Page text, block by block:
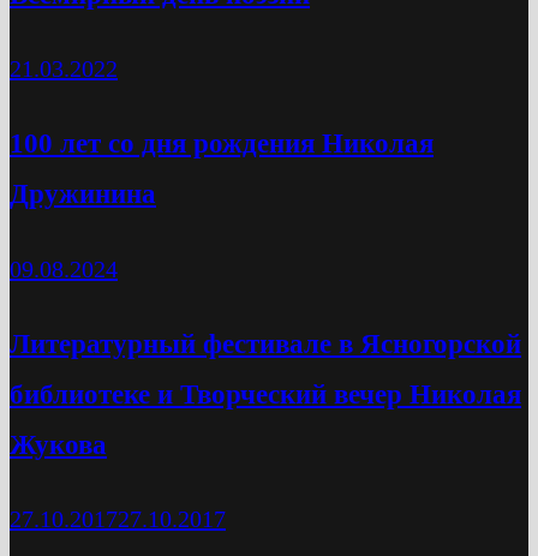
21.03.2022
100 лет со дня рождения Николая
Дружинина
09.08.2024
Литературный фестивале в Ясногорской
библиотеке и Творческий вечер Николая
Жукова
27.10.201727.10.2017